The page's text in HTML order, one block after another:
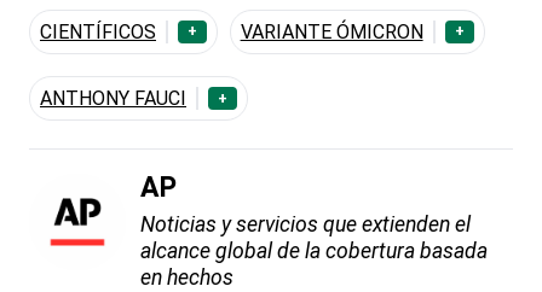
CIENTÍFICOS + VARIANTE ÓMICRON +
ANTHONY FAUCI +
AP
Noticias y servicios que extienden el
alcance global de la cobertura basada
en hechos